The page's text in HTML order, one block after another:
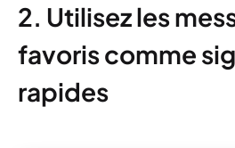
2. Utilisez les
favoris comme
rapides